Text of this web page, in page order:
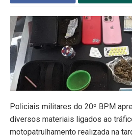
Policiais militares do 20º BPM
diversos materiais ligados ao
motopatrulhamento realizada na